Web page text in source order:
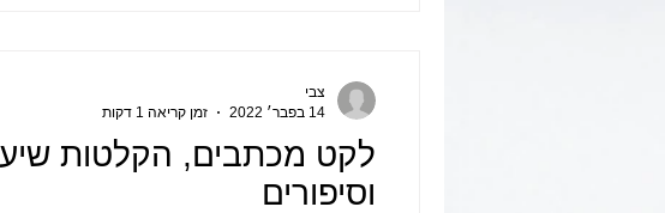
לקט מכתבים, הקלטות
וסיפורים
צבי
14 בפבר׳ 2022
זמן קריאה 1 דקות